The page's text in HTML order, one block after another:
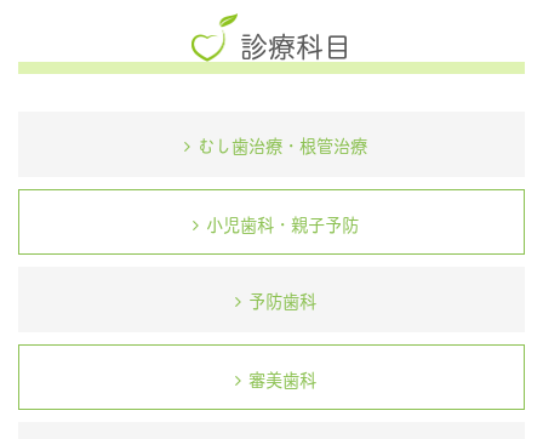
診療科目
むし歯治療・根管治療
小児歯科・親子予防
予防歯科
審美歯科